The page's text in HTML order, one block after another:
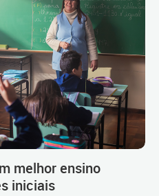
melhor ensino
iniciais